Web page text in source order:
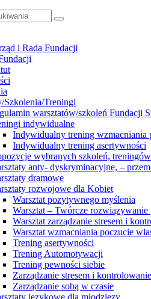
Szukaj
i Rada Fundacji
Szkolenia/Treningi
warsztatów/szkoleń Fundacji
indywidualne
Indywidualny trening wzmacniania
Indywidualny trening asertywności
wybranych szkoleń,
anty- dyskryminacyjne, –
dramowe
rozwojowe dla Kobiet
Warsztat pozytywnego myślenia
Warsztat – Twórcze
Warsztat zarządzanie stresem i
Warsztat wzmacniania poczucie
Trening asertywności
Trening Automotywacji
Trening pewności siebie
Zarządzanie stresem i
Zarządzanie sobą w czasie
językowe dla młodziezy